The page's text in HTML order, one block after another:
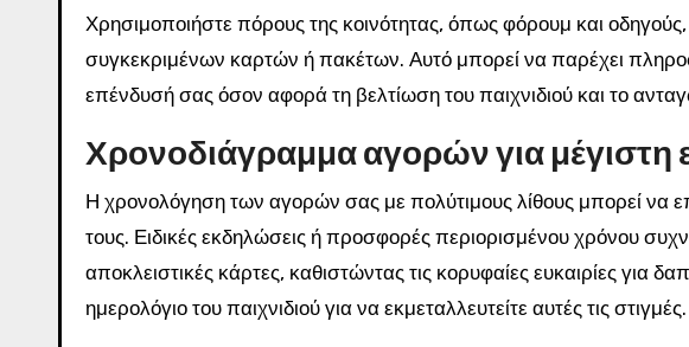
Χρησιμοποιήστε πόρους της κοινότητας, όπως φόρουμ και
συγκεκριμένων καρτών ή πακέτων. Αυτό μπορεί να παρέχει
επένδυσή σας όσον αφορά τη βελτίωση του παιχνιδιού και το
Χρονοδιάγραμμα αγορών για μέγιστη
Η χρονολόγηση των αγορών σας με πολύτιμους λίθους μπορεί να
τους. Ειδικές εκδηλώσεις ή προσφορές περιορισμένου χρόνου
αποκλειστικές κάρτες, καθιστώντας τις κορυφαίες ευκαιρίες για
ημερολόγιο του παιχνιδιού για να εκμεταλλευτείτε αυτές τις στιγμές.